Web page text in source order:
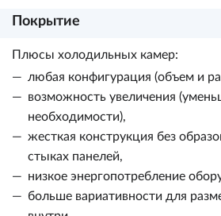
Покрытие
Плюсы холодильных камер:
любая конфигурация (объем и
возможность увеличения
необходимости),
жесткая конструкция без
стыках панелей,
низкое энергопотребление
больше вариативности для